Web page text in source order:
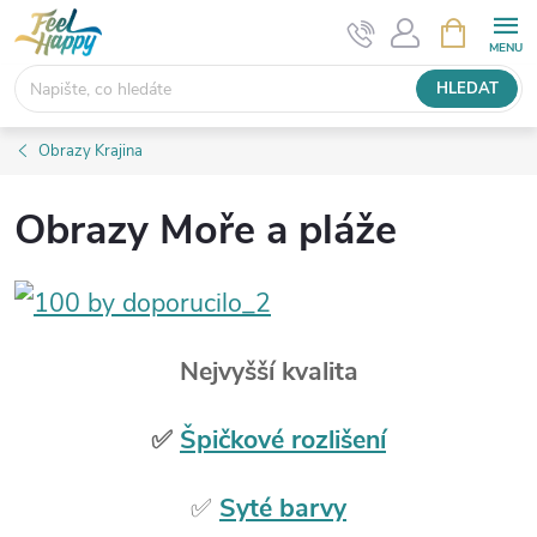
Přejít
na
obsah
HLEDAT
NÁKUPNÍ
KOŠÍK
Obrazy Krajina
Obrazy Moře a pláže
Nejvyšší kvalita
✅ Špičkové rozlišení
✅ Syté barvy